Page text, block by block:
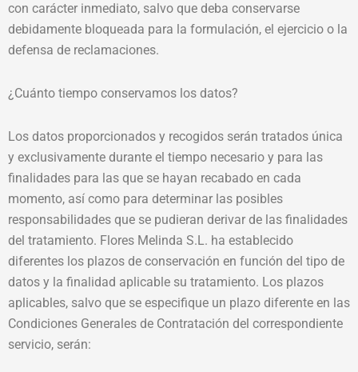
con carácter inmediato, salvo que deba conservarse
debidamente bloqueada para la formulación, el ejercicio o la
defensa de reclamaciones.
¿Cuánto tiempo conservamos los datos?
Los datos proporcionados y recogidos serán tratados única
y exclusivamente durante el tiempo necesario y para las
finalidades para las que se hayan recabado en cada
momento, así como para determinar las posibles
responsabilidades que se pudieran derivar de las finalidades
del tratamiento. Flores Melinda S.L. ha establecido
diferentes los plazos de conservación en función del tipo de
datos y la finalidad aplicable su tratamiento. Los plazos
aplicables, salvo que se especifique un plazo diferente en las
Condiciones Generales de Contratación del correspondiente
servicio, serán: